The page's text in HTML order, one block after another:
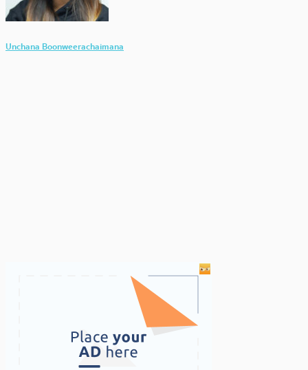
Unchana Boonweerachaimana